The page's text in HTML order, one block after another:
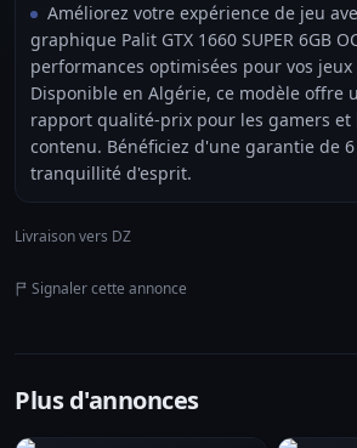
Améliorez votre expérience de jeu
graphique Palit GTX 1660 SUPER 6GB
performances optimisées pour vos
Disponible en Algérie, ce modèle offre
rapport qualité-prix pour les gamers et
contenu. Bénéficiez d'une garantie de
tranquillité d'esprit.
Livraison vers DZ
Signaler cette annonce
Plus d'annonces